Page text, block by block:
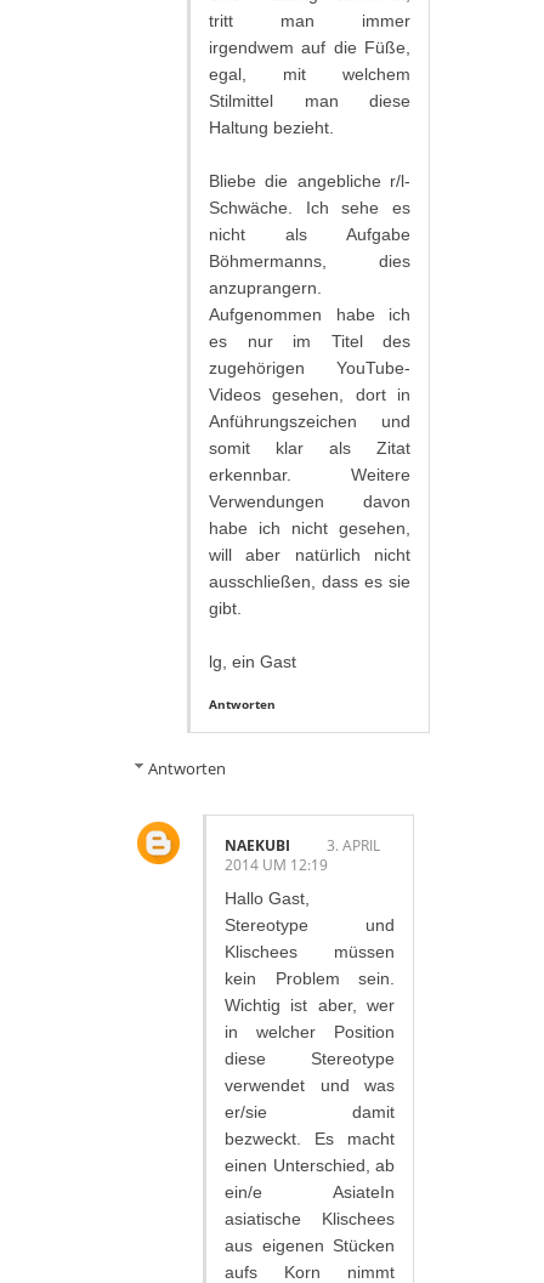
tritt man immer
irgendwem auf die Füße,
egal, mit welchem
Stilmittel man diese
Haltung bezieht.
Bliebe die angebliche r/l-
Schwäche. Ich sehe es
nicht als Aufgabe
Böhmermanns, dies
anzuprangern.
Aufgenommen habe ich
es nur im Titel des
zugehörigen YouTube-
Videos gesehen, dort in
Anführungszeichen und
somit klar als Zitat
erkennbar. Weitere
Verwendungen davon
habe ich nicht gesehen,
will aber natürlich nicht
ausschließen, dass es sie
gibt.
lg, ein Gast
Antworten
Antworten
NAEKUBI
3. APRIL
2014 UM 12:19
Hallo Gast,
Stereotype und
Klischees müssen
kein Problem sein.
Wichtig ist aber, wer
in welcher Position
diese Stereotype
verwendet und was
er/sie damit
bezweckt. Es macht
einen Unterschied, ab
ein/e AsiateIn
asiatische Klischees
aus eigenen Stücken
aufs Korn nimmt